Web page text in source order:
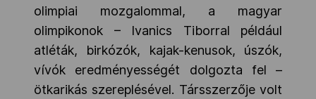
olimpiai mozgalommal, a magyar
olimpikonok – Ivanics Tiborral például
atléták, birkózók, kajak-kenusok, úszók,
vívók eredményességét dolgozta fel –
ötkarikás szereplésével. Társszerzője volt